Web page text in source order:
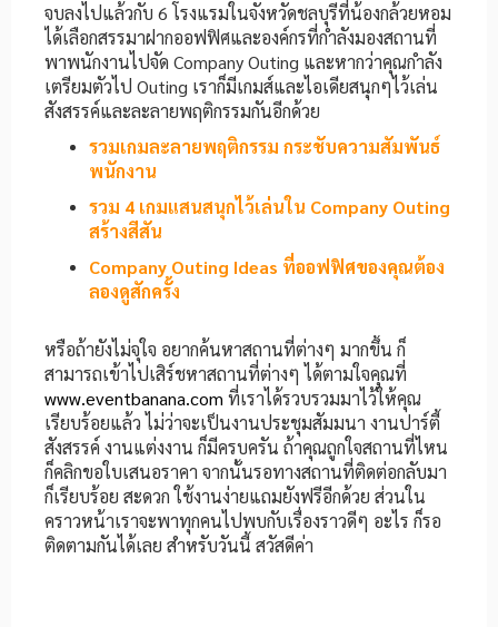
จบลงไปแล้วกับ 6 โรงแรมในจังหวัดชลบุรีที่น้องกล้วยหอม
ได้เลือกสรรมาฝากออฟฟิศและองค์กรที่กำลังมองสถานที่
พาพนักงานไปจัด Company Outing และหากว่าคุณกำลัง
เตรียมตัวไป Outing เราก็มีเกมส์และไอเดียสนุกๆไว้เล่น
สังสรรค์และละลายพฤติกรรมกันอีกด้วย
รวมเกมละลายพฤติกรรม กระชับความสัมพันธ์
พนักงาน​
รวม 4 เกมแสนสนุกไว้เล่นใน Company Outing
สร้างสีสัน​
Company Outing Ideas ที่ออฟฟิศของคุณต้อง
ลองดูสักครั้ง​
หรือถ้ายังไม่จุใจ อยากค้นหาสถานที่ต่างๆ มากขึ้น ก็
สามารถเข้าไปเสิร์ชหาสถานที่ต่างๆ ได้ตามใจคุณที่
www.eventbanana.com ที่เราได้รวบรวมมาไว้ให้คุณ
เรียบร้อยแล้ว ไม่ว่าจะเป็นงานประชุมสัมมนา งานปาร์ตี้
สังสรรค์ งานแต่งงาน ก็มีครบครัน ถ้าคุณถูกใจสถานที่ไหน
ก็คลิกขอใบเสนอราคา จากนั้นรอทางสถานที่ติดต่อกลับมา
ก็เรียบร้อย สะดวก ใช้งานง่ายแถมยังฟรีอีกด้วย ส่วนใน
คราวหน้าเราจะพาทุกคนไปพบกับเรื่องราวดีๆ อะไร ก็รอ
ติดตามกันได้เลย สำหรับวันนี้ สวัสดีค่า